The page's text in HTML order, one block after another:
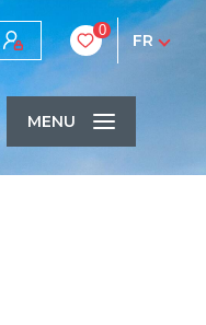
0
FR
MENU